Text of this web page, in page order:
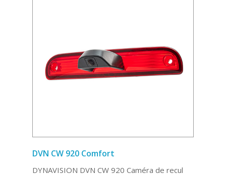
DVN CW 920 Comfort
DYNAVISION DVN CW 920 Caméra de recul